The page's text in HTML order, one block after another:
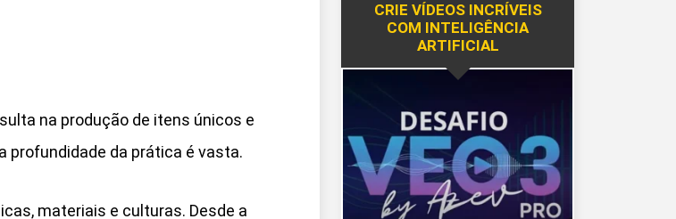
na produção de itens únicos e
profundidade da prática é vasta.
materiais e culturas. Desde a
CRIE VÍDEOS INCRÍVEIS
COM INTELIGÊNCIA
ARTIFICIAL